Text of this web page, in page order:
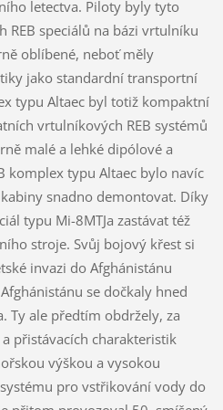
letectva. Piloty byly tyto
REB speciálů na bázi vrtulníku
oblíbené, neboť měly
jako standardní transportní
typu Altaec byl totiž kompaktní
vrtulníkových REB systémů
malé a lehké dipólové a
komplex typu Altaec bylo navíc
snadno demontovat. Díky
typu Mi-8MTJa zastávat též
stroje. Svůj bojový křest si
invazi do Afghánistánu
se dočkaly hned
Ty ale předtím obdržely, za
přistávacích charakteristik
výškou a vysokou
pro vstřikování vody do